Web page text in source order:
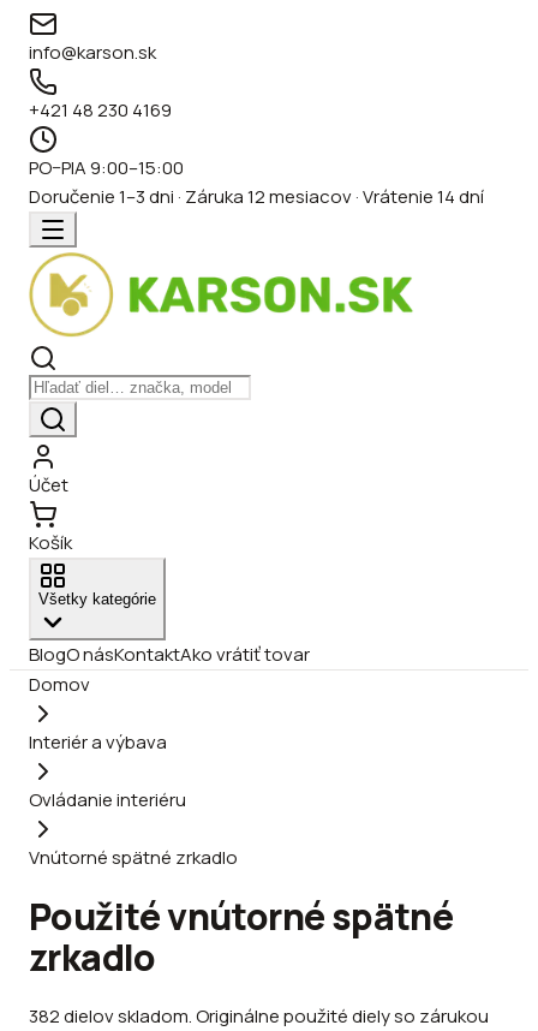
info@karson.sk
+421 48 230 4169
PO–PIA 9:00–15:00
Doručenie 1–3 dni · Záruka 12 mesiacov · Vrátenie 14 dní
Účet
Košík
Všetky kategórie
BlogO násKontaktAko vrátiť tovar
Domov
Interiér a výbava
Ovládanie interiéru
Vnútorné spätné zrkadlo
Použité vnútorné spätné
zrkadlo
382dielovskladom.Originálne použité diely so zárukou